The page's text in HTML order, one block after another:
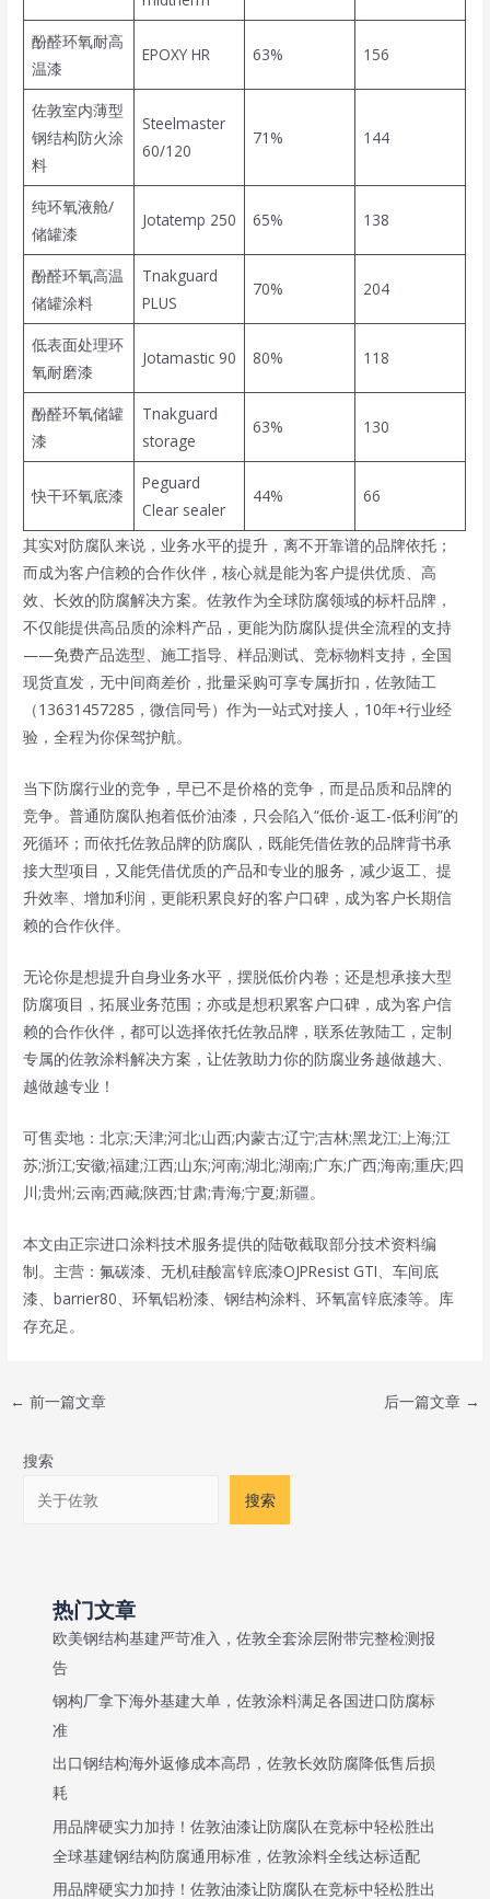
酚醛环氧耐高
温漆
EPOXY HR 63% 156
佐敦室内薄型
钢结构防火涂
料
Steelmaster
60/120
71% 144
纯环氧液舱/
储罐漆
Jotatemp 250 65% 138
酚醛环氧高温
储罐涂料
Tnakguard
PLUS
70% 204
低表面处理环
氧耐磨漆
Jotamastic 90 80% 118
酚醛环氧储罐
漆
Tnakguard
storage
63% 130
快干环氧底漆
Peguard
Clear sealer
44% 66
其实对防腐队来说，业务水平的提升，离不开靠谱的品牌依托；
而成为客户信赖的合作伙伴，核心就是能为客户提供优质、高
效、长效的防腐解决方案。佐敦作为全球防腐领域的标杆品牌，
不仅能提供高品质的涂料产品，更能为防腐队提供全流程的支持
——免费产品选型、施工指导、样品测试、竞标物料支持，全国
现货直发，无中间商差价，批量采购可享专属折扣，佐敦陆工
（13631457285，微信同号）作为一站式对接人，10年+行业经
验，全程为你保驾护航。
当下防腐行业的竞争，早已不是价格的竞争，而是品质和品牌的
竞争。普通防腐队抱着低价油漆，只会陷入“低价-返工-低利润”的
死循环；而依托佐敦品牌的防腐队，既能凭借佐敦的品牌背书承
接大型项目，又能凭借优质的产品和专业的服务，减少返工、提
升效率、增加利润，更能积累良好的客户口碑，成为客户长期信
赖的合作伙伴。
无论你是想提升自身业务水平，摆脱低价内卷；还是想承接大型
防腐项目，拓展业务范围；亦或是想积累客户口碑，成为客户信
赖的合作伙伴，都可以选择依托佐敦品牌，联系佐敦陆工，定制
专属的佐敦涂料解决方案，让佐敦助力你的防腐业务越做越大、
越做越专业！
可售卖地：北京;天津;河北;山西;内蒙古;辽宁;吉林;黑龙江;上海;江
苏;浙江;安徽;福建;江西;山东;河南;湖北;湖南;广东;广西;海南;重庆;四
川;贵州;云南;西藏;陕西;甘肃;青海;宁夏;新疆。
本文由正宗进口涂料技术服务提供的陆敬截取部分技术资料编
制。主营：氟碳漆、无机硅酸富锌底漆OJPResist GTI、车间底
漆、barrier80、环氧铝粉漆、钢结构涂料、环氧富锌底漆等。库
存充足。
Post
← 前一篇文章 后一篇文章 →
搜索
搜索
热门文章
欧美钢结构基建严苛准入，佐敦全套涂层附带完整检测报
告
钢构厂拿下海外基建大单，佐敦涂料满足各国进口防腐标
准
出口钢结构海外返修成本高昂，佐敦长效防腐降低售后损
耗
用品牌硬实力加持！佐敦油漆让防腐队在竞标中轻松胜出
全球基建钢结构防腐通用标准，佐敦涂料全线达标适配
用品牌硬实力加持！佐敦油漆让防腐队在竞标中轻松胜出